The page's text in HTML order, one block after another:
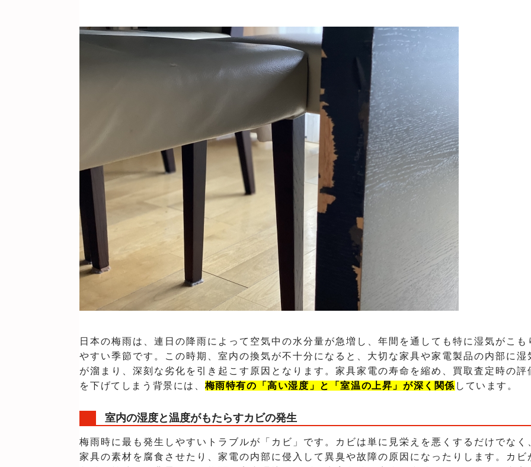
日本の梅雨は、連日の降雨によって空気中の水分量が急増し、年間を通しても特に湿気がこも
やすい季節です。この時期、室内の換気が不十分になると、大切な家具や家電製品の内部に湿
が溜まり、深刻な劣化を引き起こす原因となります。家具家電の寿命を縮め、買取査定時の評
を下げてしまう背景には、 梅雨特有の「高い湿度」と「室温の上昇」が深く関係 しています。
室内の湿度と温度がもたらすカビの発生
梅雨時に最も発生しやすいトラブルが「カビ」です。カビは単に見栄えを悪くするだけでなく
家具の素材を腐食させたり、家電の内部に侵入して異臭や故障の原因になったりします。カビ